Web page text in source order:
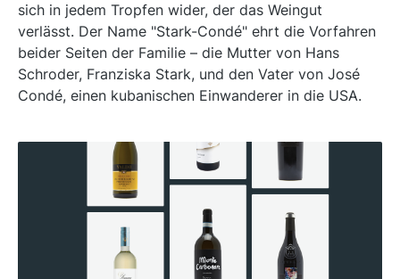
sich in jedem Tropfen wider, der das Weingut
verlässt. Der Name "Stark-Condé" ehrt die Vorfahren
beider Seiten der Familie – die Mutter von Hans
Schroder, Franziska Stark, und den Vater von José
Condé, einen kubanischen Einwanderer in die USA.